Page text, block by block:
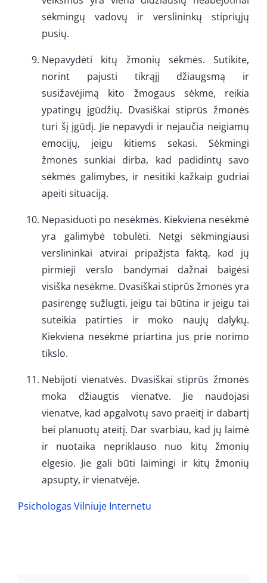
sėkmingų vadovų ir verslininkų stipriųjų
pusių.
Nepavydėti kitų žmonių sėkmės. Sutikite,
norint pajusti tikrąjį džiaugsmą ir
susižavėjimą kito žmogaus sėkme, reikia
ypatingų įgūdžių. Dvasiškai stiprūs žmonės
turi šį įgūdį. Jie nepavydi ir nejaučia neigiamų
emocijų, jeigu kitiems sekasi. Sėkmingi
žmonės sunkiai dirba, kad padidintų savo
sėkmės galimybes, ir nesitiki kažkaip gudriai
apeiti situaciją.
Nepasiduoti po nesėkmės. Kiekviena nesėkmė
yra galimybė tobulėti. Netgi sėkmingiausi
verslininkai atvirai pripažįsta faktą, kad jų
pirmieji verslo bandymai dažnai baigėsi
visiška nesėkme. Dvasiškai stiprūs žmonės yra
pasirengę sužlugti, jeigu tai būtina ir jeigu tai
suteikia patirties ir moko naujų dalykų.
Kiekviena nesėkmė priartina jus prie norimo
tikslo.
Nebijoti vienatvės. Dvasiškai stiprūs žmonės
moka džiaugtis vienatve. Jie naudojasi
vienatve, kad apgalvotų savo praeitį ir dabartį
bei planuotų ateitį. Dar svarbiau, kad jų laimė
ir nuotaika nepriklauso nuo kitų žmonių
elgesio. Jie gali būti laimingi ir kitų žmonių
apsupty, ir vienatvėje.
Psichologas Vilniuje Internetu